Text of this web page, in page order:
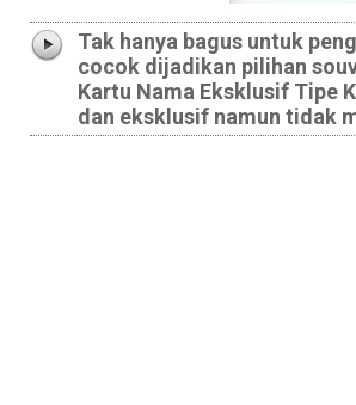
Tak hanya bagus untuk
cocok dijadikan pilihan
Kartu Nama Eksklusif Tipe
dan eksklusif namun tidak